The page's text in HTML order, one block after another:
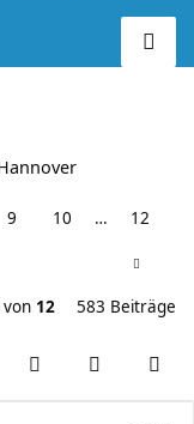
9 10 … 12
von 12 583 Beiträge